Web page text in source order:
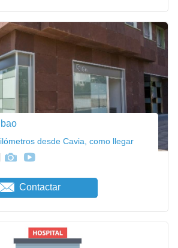
desde Cavia, como llegar
Contactar